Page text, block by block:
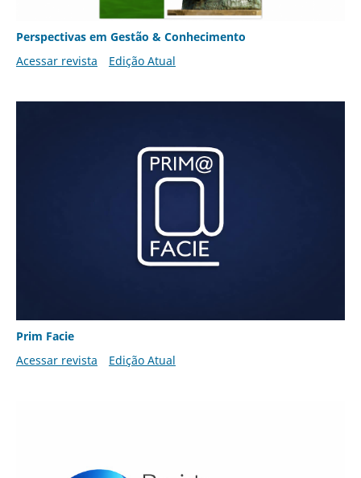
Perspectivas em Gestão & Conhecimento
Acessar revista
Edição Atual
Prim Facie
Acessar revista
Edição Atual